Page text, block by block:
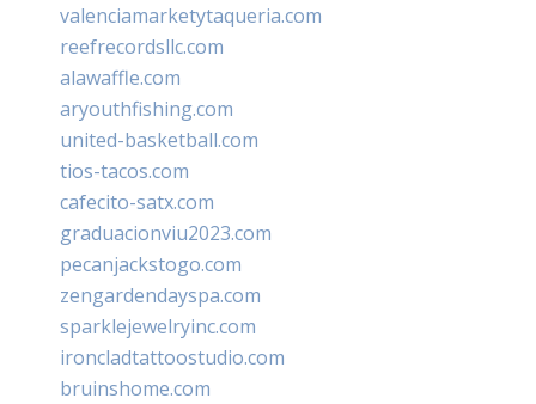
valenciamarketytaqueria.com
reefrecordsllc.com
alawaffle.com
aryouthfishing.com
united-basketball.com
tios-tacos.com
cafecito-satx.com
graduacionviu2023.com
pecanjackstogo.com
zengardendayspa.com
sparklejewelryinc.com
ironcladtattoostudio.com
bruinshome.com